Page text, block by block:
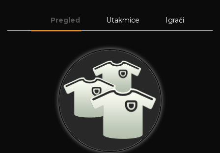
Pregled Utakmice Igrači